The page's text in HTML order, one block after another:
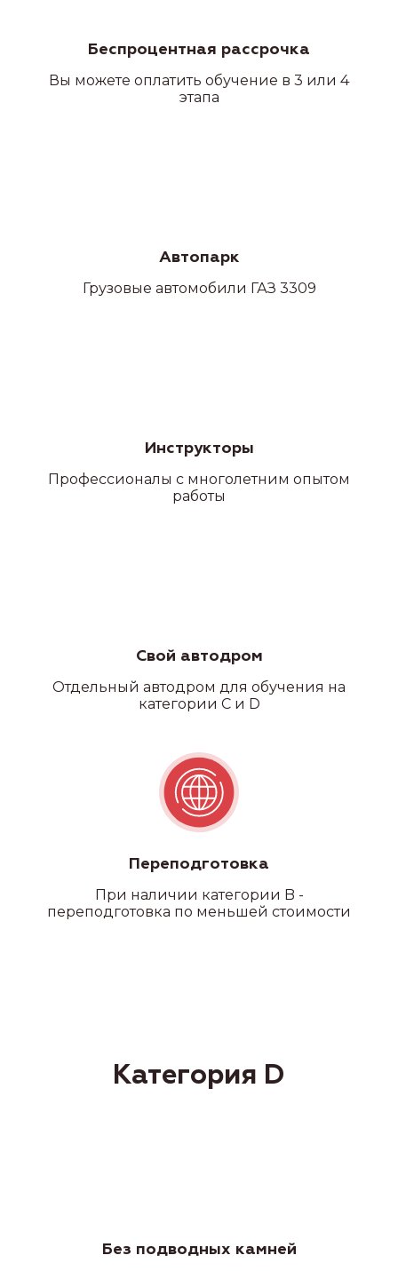
Беспроцентная рассрочка
Вы можете оплатить обучение в 3 или 4
этапа
Автопарк
Грузовые автомобили ГАЗ 3309
Инструкторы
Профессионалы с многолетним опытом
работы
Свой автодром
Отдельный автодром для обучения на
категории C и D
Переподготовка
При наличии категории B -
переподготовка по меньшей стоимости
Без подводных камней
филиалы